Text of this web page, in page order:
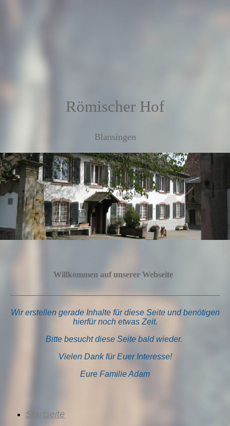
Römischer Hof
Blansingen
Willkommen auf unserer Webseite
Wir erstellen gerade Inhalte für diese Seite undbenötigen
hierfür noch etwas Zeit.
Bitte besucht diese Seite bald wieder.
Vielen Dank für Euer Interesse!
Eure Familie Adam
Startseite